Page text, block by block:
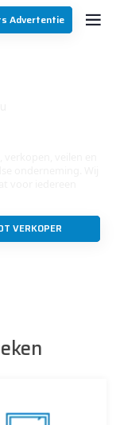
Advertentie
VERKOPER